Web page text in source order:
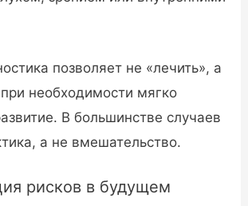
позволяет не «лечить», а
необходимости мягко
В большинстве случаев
а не вмешательство.
рисков в будущем